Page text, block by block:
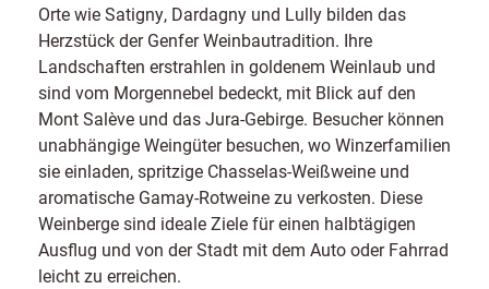
Orte wie Satigny, Dardagny und Lully bilden das
Herzstück der Genfer Weinbautradition. Ihre
Landschaften erstrahlen in goldenem Weinlaub und
sind vom Morgennebel bedeckt, mit Blick auf den
Mont Salève und das Jura-Gebirge. Besucher können
unabhängige Weingüter besuchen, wo Winzerfamilien
sie einladen, spritzige Chasselas-Weißweine und
aromatische Gamay-Rotweine zu verkosten. Diese
Weinberge sind ideale Ziele für einen halbtägigen
Ausflug und von der Stadt mit dem Auto oder Fahrrad
leicht zu erreichen.